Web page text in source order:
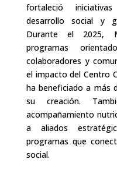
fortaleció
desarrollo social y
Durante el 2025,
programas
colaboradores y
el impacto del Centro
ha beneficiado a más
su creación.
acompañamiento
a aliados
programas que
social.